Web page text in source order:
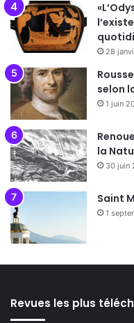
28
selon
1 juin
la
30 juin
Saint
1
Revues les plus